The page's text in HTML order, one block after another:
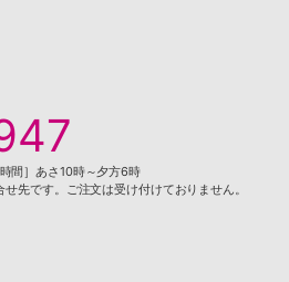
間］あさ10時～夕方6時
先です。ご注文は受け付けておりません。